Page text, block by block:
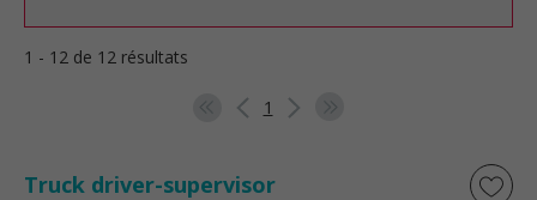
1 - 12 de 12 résultats
1
Truck driver-supervisor